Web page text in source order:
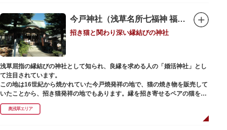
今戸神社（浅草名所七福神 福禄寿）
招き猫と関わり深い縁結びの神社
浅草屈指の縁結びの神社として知られ、良縁を求める人の「婚活神社」とし
て注目されています。
この地は16世紀から焼かれていた今戸焼発祥の地で、猫の焼き物を販売して
いたことから、招き猫発祥の地でもあります。縁を招き寄せるペアの猫をモ
チーフにした絵馬や御朱印帳も人気です。
1063（康平6）年、時の奥羽鎮守府源頼朝・義家父子が祈願し鎌倉の鶴ヶ丘
奥浅草エリア